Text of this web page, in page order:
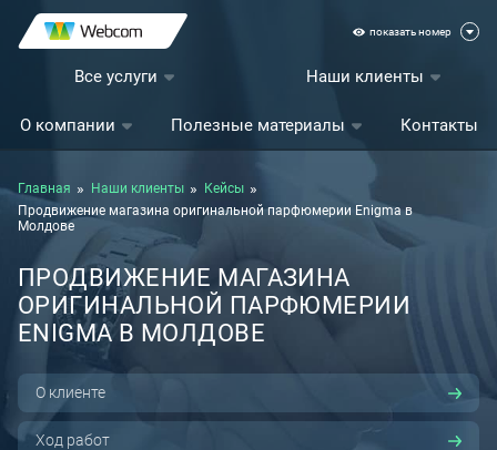
показать номер
Все услуги Наши клиенты
О компании Полезные материалы Контакты
Главная Наши клиенты
Кейсы
Продвижение магазина оригинальной парфюмерии Enigma в
Молдове
ПРОДВИЖЕНИЕ МАГАЗИНА
ОРИГИНАЛЬНОЙ ПАРФЮМЕРИИ
ENIGMA В МОЛДОВЕ
О клиенте
Ход работ